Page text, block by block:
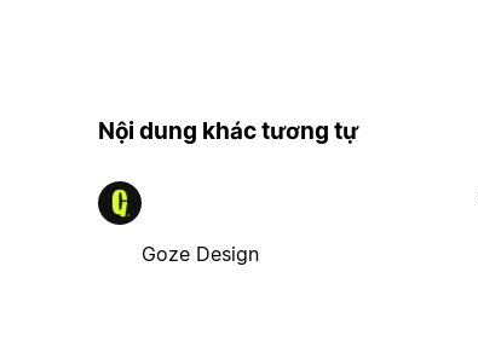
Nội dung khác tương tự
Goze Design